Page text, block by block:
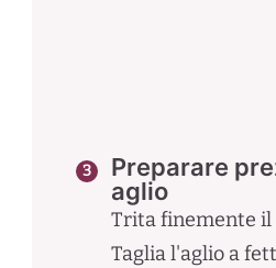
Preparare
aglio
Trita finemente il
Taglia l'aglio a